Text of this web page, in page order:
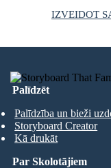
IZVEIDOT
Palīdzēt
Palīdzība un bieži
Storyboard Creator
Kā drukāt
Par Skolotājiem